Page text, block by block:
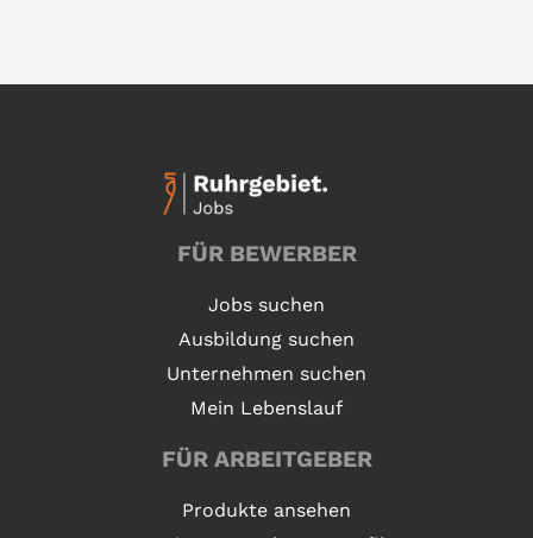
FÜR BEWERBER
Jobs suchen
Ausbildung suchen
Unternehmen suchen
Mein Lebenslauf
FÜR ARBEITGEBER
Produkte ansehen